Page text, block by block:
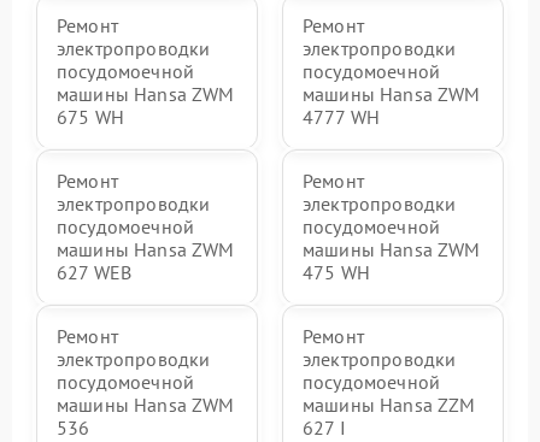
Ремонт
электропроводки
посудомоечной
машины Hansa ZWM
675 WH
Ремонт
электропроводки
посудомоечной
машины Hansa ZWM
4777 WH
Ремонт
электропроводки
посудомоечной
машины Hansa ZWM
627 WEB
Ремонт
электропроводки
посудомоечной
машины Hansa ZWM
475 WH
Ремонт
электропроводки
посудомоечной
машины Hansa ZWM
536
Ремонт
электропроводки
посудомоечной
машины Hansa ZZM
627 I